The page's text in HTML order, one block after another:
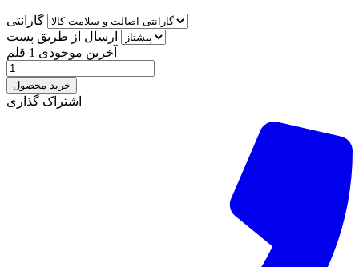
گارانتی
ارسال از طریق پست
آخرین موجودی 1 قلم
خرید محصول
اشتراک گذاری